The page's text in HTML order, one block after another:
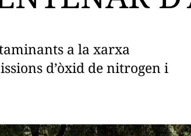
a la xarxa
d’òxid de nitrogen i